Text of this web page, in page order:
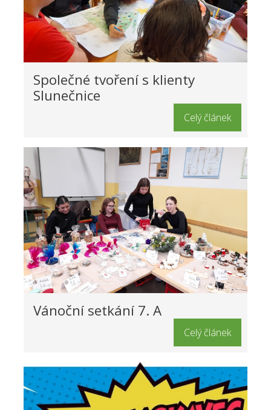
Společné tvoření s klienty
Slunečnice
Celý článek
Vánoční setkání 7. A
Celý článek